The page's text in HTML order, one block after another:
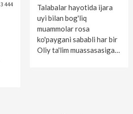
3 444
Talabalar hayotida ijara
uyi bilan bog'liq
muammolar rosa
ko'paygani sababli har bir
Oliy ta'lim muassasasiga…